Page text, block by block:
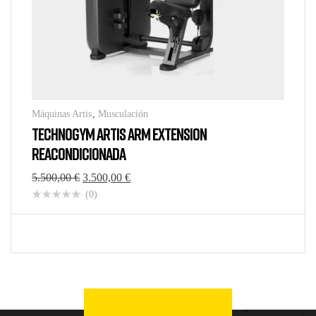
Máquinas Artis Musculación
TECHNOGYM ARTIS ARM EXTENSION
REACONDICIONADA
5.500,00€ 3.500,00 €
(0)